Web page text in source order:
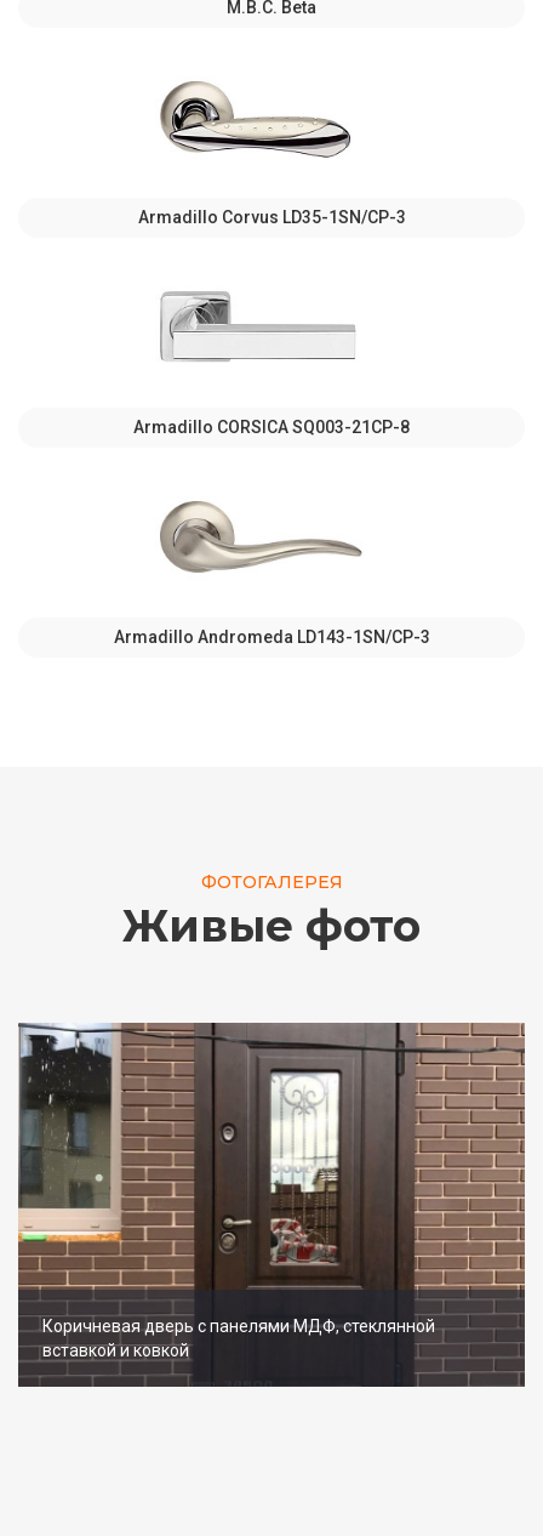
M.B.C. Beta
Armadillo Corvus LD35-1SN/CP-3
Armadillo CORSICA SQ003-21CP-8
Armadillo Andromeda LD143-1SN/CP-3
ФОТОГАЛЕРЕЯ
Живые фото
Коричневая дверь с панелями МДФ, стеклянной
вставкой и ковкой